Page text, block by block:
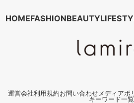
HOMEFASHIONBEAUTY
運営会社利用規約お問い合わせ メディアポ
キーワード一覧